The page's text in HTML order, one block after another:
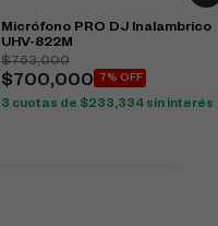
Micrófono PRO DJ Inalambrico
UHV-822M
$753,000
$ 700,000 7% OFF
3 cuotas de $233,334 sin interés